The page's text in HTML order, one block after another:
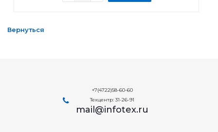
Вернуться
+7(4722)58-60-60
Техцентр: 31-26-91
mail@infotex.ru